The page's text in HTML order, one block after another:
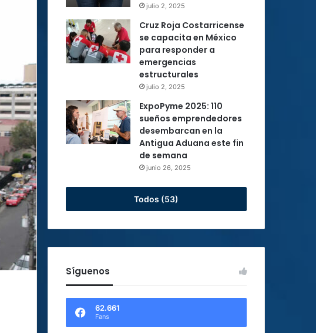
julio 2, 2025
Cruz Roja Costarricense
se capacita en México
para responder a
emergencias
estructurales
julio 2, 2025
ExpoPyme 2025: 110
sueños emprendedores
desembarcan en la
Antigua Aduana este fin
de semana
junio 26, 2025
Todos (53)
Síguenos
62.661
Fans